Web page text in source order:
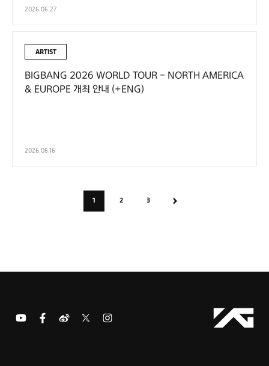
2026.06.27
ARTIST
BIGBANG 2026 WORLD TOUR - NORTH AMERICA
& EUROPE 개최 안내 (+ENG)
2026.06.16
1 2 3